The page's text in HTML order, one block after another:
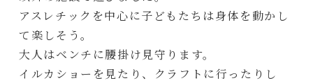
アスレチックを中心に子どもたちは身体を動かし
て楽しそう。
大人はベンチに腰掛け見守ります。
イルカショーを見たり、クラフトに行ったりし